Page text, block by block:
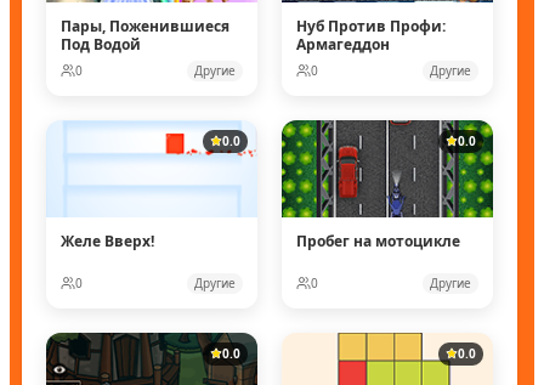
Пары, Поженившиеся
Под Водой
0 Другие
Нуб Против Профи:
Армагеддон
0 Другие
0.0
Желе Вверх!
0 Другие
0.0
Пробег на мотоцикле
0 Другие
0.0 0.0